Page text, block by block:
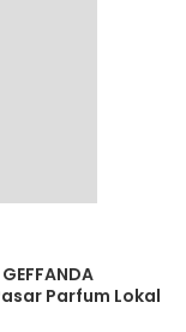
Parfum Lokal